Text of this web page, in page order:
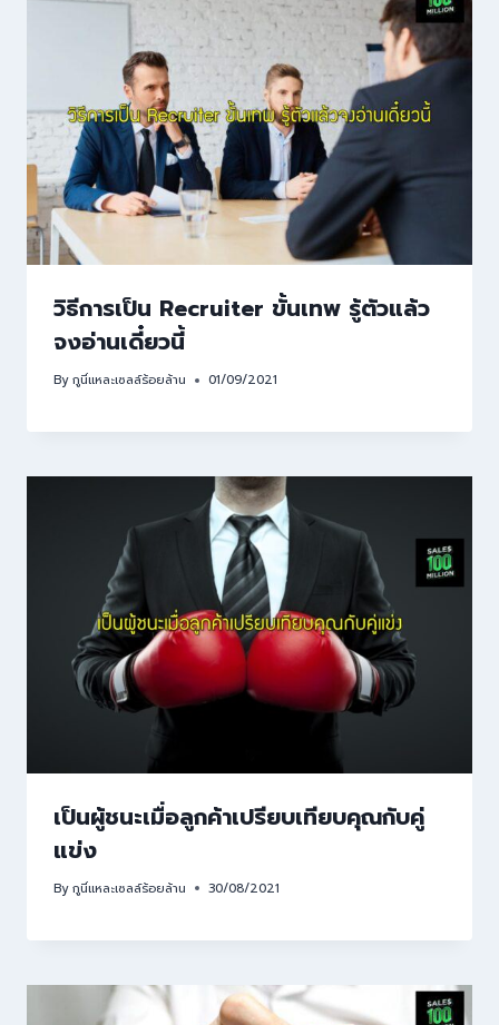
วิธีการเป็น Recruiter ขั้นเทพ รู้ตัวแล้ว
จงอ่านเดี๋ยวนี้
Byกูนี่แหละเซลล์ร้อยล้าน 01/09/2021
เป็นผู้ชนะเมื่อลูกค้าเปรียบเทียบคุณกับคู่
แข่ง
Byกูนี่แหละเซลล์ร้อยล้าน 30/08/2021